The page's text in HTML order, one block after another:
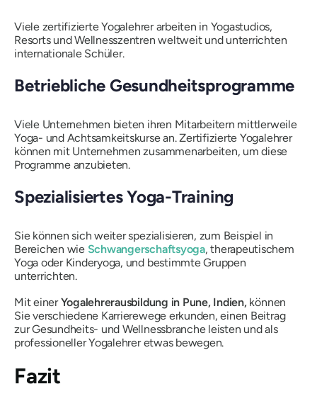
Viele zertifizierte Yogalehrer arbeiten in Yogastudios,
Resorts und Wellnesszentren weltweit und unterrichten
internationale Schüler.
Betriebliche Gesundheitsprogramme
Viele Unternehmen bieten ihren Mitarbeitern mittlerweile
Yoga- und Achtsamkeitskurse an. Zertifizierte Yogalehrer
können mit Unternehmen zusammenarbeiten, um diese
Programme anzubieten.
Spezialisiertes Yoga-Training
Sie können sich weiter spezialisieren, zum Beispiel in
Bereichen wie Schwangerschaftsyoga, therapeutischem
Yoga oder Kinderyoga, und bestimmte Gruppen
unterrichten.
Mit einerYogalehrerausbildung in Pune, Indien,können
Sie verschiedene Karrierewege erkunden, einen Beitrag
zur Gesundheits- und Wellnessbranche leisten und als
professioneller Yogalehrer etwas bewegen.
Fazit